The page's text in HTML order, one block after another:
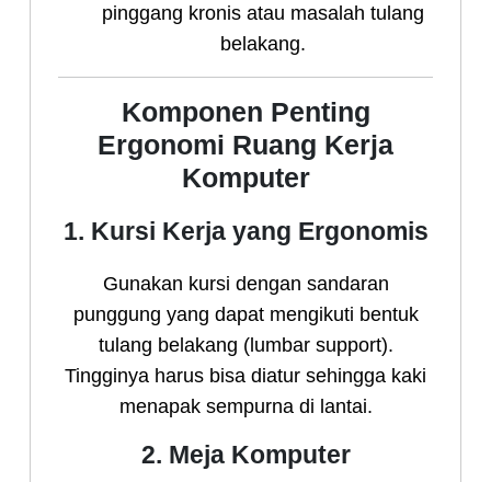
pinggang kronis atau masalah tulang
belakang.
Komponen Penting
Ergonomi Ruang Kerja
Komputer
1. Kursi Kerja yang Ergonomis
Gunakan kursi dengan sandaran
punggung yang dapat mengikuti bentuk
tulang belakang (lumbar support).
Tingginya harus bisa diatur sehingga kaki
menapak sempurna di lantai.
2. Meja Komputer